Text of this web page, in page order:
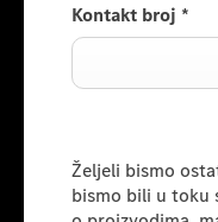
Kontakt broj *
Željeli bismo
bismo bili u toku